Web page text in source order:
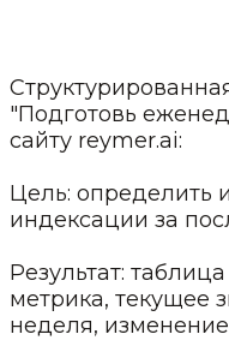
"Подготовь
сайту reymer.ai:
Цель: определить
индексации за
Результат:
метрика, текущее
неделя,